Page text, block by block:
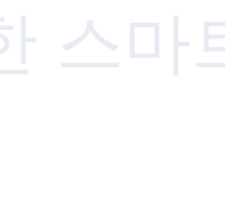
스마